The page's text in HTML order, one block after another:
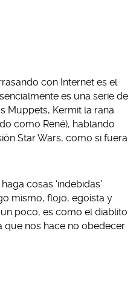
con Internet es el
es una serie de
Muppets, Kermit la rana
como René), hablando
Star Wars, como si fuera
cosas ‘indebidas’
mismo, flojo, egoísta y
poco, es como el diablito
que nos hace no obedecer